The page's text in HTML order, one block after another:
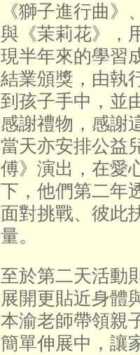
《獅子進行曲
與《茉莉花》，
現半年來的學習
結業頒獎，由執
到孩子手中，並
感謝禮物，感謝
當天亦安排公益
傅》演出，在愛
下，他們第二年
面對挑戰、彼此
量。
至於第二天活動
展開更貼近身體
本渝老師帶領親
簡單伸展中，讓